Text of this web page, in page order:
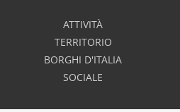
ATTIVITÀ
TERRITORIO
BORGHI D'ITALIA
SOCIALE